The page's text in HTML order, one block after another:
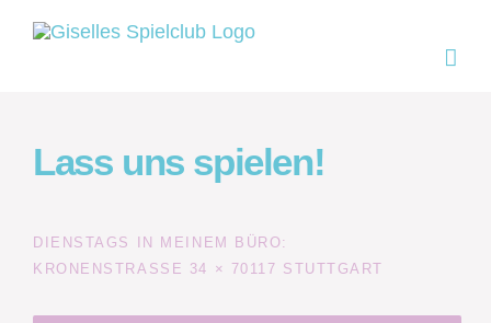
Inhalt
Lass uns spielen!
DIENSTAGS IN MEINEM BÜRO:
KRONENSTRASSE 34 × 70117 STUTTGART